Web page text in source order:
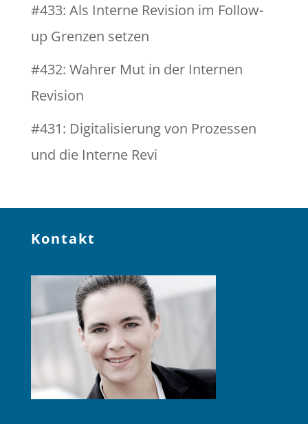
#433: Als Interne Revision im Follow-
up Grenzen setzen
#432: Wahrer Mut in der Internen
Revision
#431: Digitalisierung von Prozessen
und die Interne Revi
Kontakt